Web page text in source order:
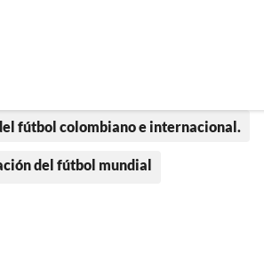
fútbol colombiano e internacional.
del fútbol mundial